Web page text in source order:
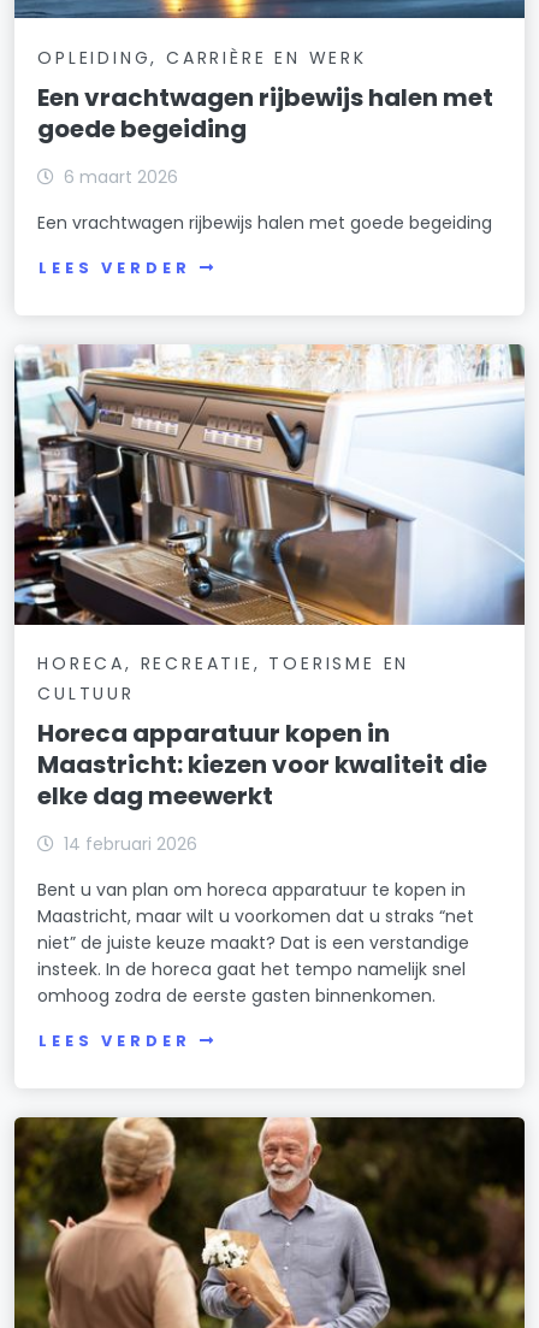
OPLEIDING, CARRIÈRE EN WERK
Een vrachtwagen rijbewijs halen met
goede begeiding
6 maart 2026
Een vrachtwagen rijbewijs halen met goede begeiding
LEES VERDER
HORECA, RECREATIE, TOERISME EN
CULTUUR
Horeca apparatuur kopen in
Maastricht: kiezen voor kwaliteit die
elke dag meewerkt
14 februari 2026
Bent u van plan om horeca apparatuur te kopen in
Maastricht, maar wilt u voorkomen dat u straks “net
niet” de juiste keuze maakt? Dat is een verstandige
insteek. In de horeca gaat het tempo namelijk snel
omhoog zodra de eerste gasten binnenkomen.
LEES VERDER